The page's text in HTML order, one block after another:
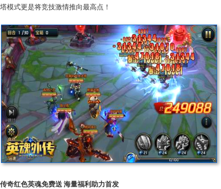
塔模式更是将竞技激情推向最高点！
传奇红色英魂免费送 海量福利助力首发